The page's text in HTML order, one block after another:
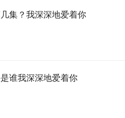
集？我深深地爱着你
谁我深深地爱着你